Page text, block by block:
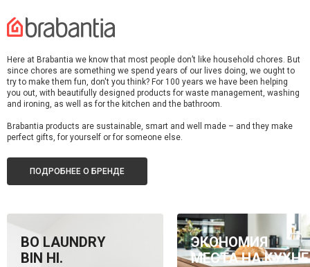
Here at Brabantia we know that most people don’t like household chores. But
since chores are something we spend years of our lives doing, we ought to
try to make them fun, don't you think? For 100 years we have been helping
you out, with beautifully designed products for waste management, washing
and ironing, as well as for the kitchen and the bathroom.
Brabantia products are sustainable, smart and well made – and they make
perfect gifts, for yourself or for someone else.
ПОДРОБНЕЕ О БРЕНДЕ
BO LAUNDRY
BIN HI.
ЭКОНОМИЯ
МЕСТА НА